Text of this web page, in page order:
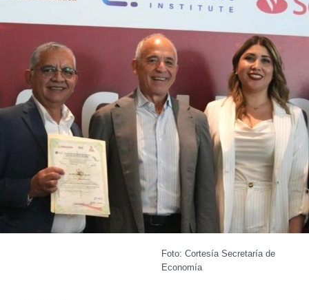
Foto: Cortesía Secretaría de
Economía